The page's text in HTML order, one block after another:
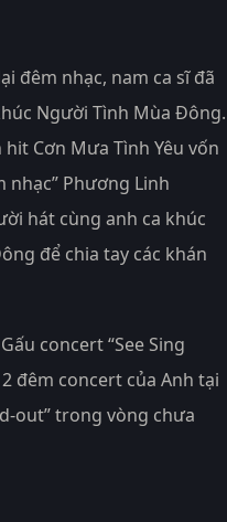
đêm nhạc, nam ca sĩ đã
Người Tình Mùa Đông.
Cơn Mưa Tình Yêu vốn
nhạc” Phương Linh
hát cùng anh ca khúc
để chia tay các khán
concert “See Sing
đêm concert của Anh tại
out” trong vòng chưa